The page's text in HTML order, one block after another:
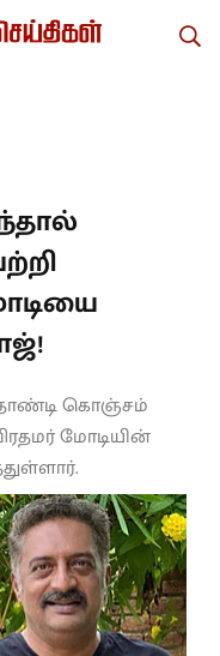
கொஞ்சம்
மோடியின்